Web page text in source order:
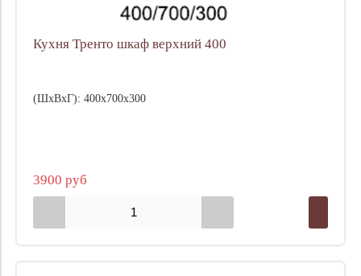
Кухня Тренто шкаф верхний 400
(ШхВхГ): 400х700х300
3900 руб